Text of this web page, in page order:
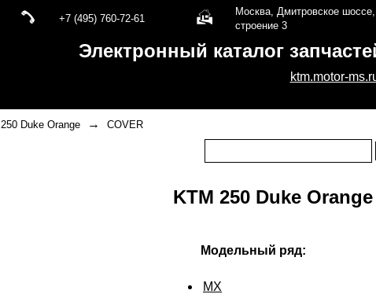
+7 (495) 760-72-61
Москва, Дмитровское
строение 3
Электронный каталог
ktm.motor-
250 Duke Orange → COVER
KTM 250 Duke
Модельный ряд:
MX